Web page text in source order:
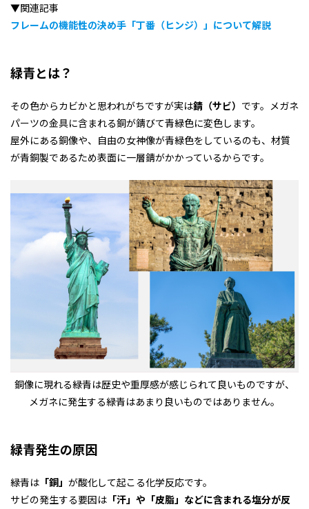
▼関連記事
フレームの機能性の決め手「丁番（ヒンジ）」について解説
緑青とは？
その色からカビかと思われがちですが実は錆（サビ） です。メガネ
パーツの金具に含まれる銅が錆びて青緑色に変色します。
屋外にある銅像や、自由の女神像が青緑色をしているのも、材質
が青銅製であるため表面に一層錆がかかっているからです。
銅像に現れる緑青は歴史や重厚感が感じられて良いものですが、
メガネに発生する緑青はあまり良いものではありません。
緑青発生の原因
緑青は 「銅」 が酸化して起こる化学反応です。
サビの発生する要因は 「汗」や「皮脂」などに含まれる塩分が反